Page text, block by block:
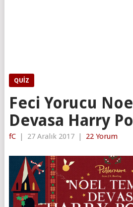
QUIZ
Feci Yorucu
Devasa Harry
fC | 27 Aralık 2017 | 22 Yorum